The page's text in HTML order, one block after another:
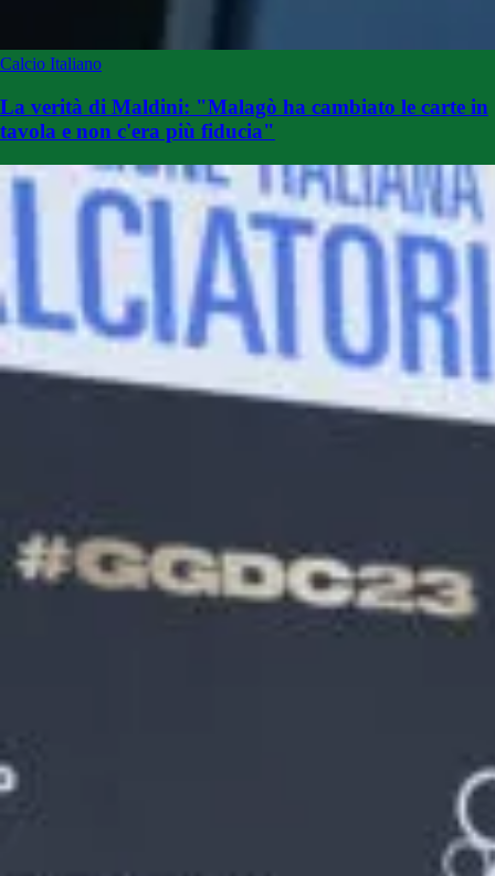
Calcio Italiano
La verità di Maldini: "Malagò ha cambiato le carte in
tavola e non c'era più fiducia"